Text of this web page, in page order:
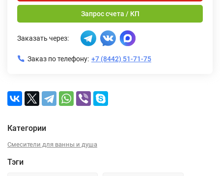
Запрос счета / КП
Заказать через:
Заказ по телефону: +7 (8442) 51-71-75
Категории
Смесители для ванны и душа
Тэги